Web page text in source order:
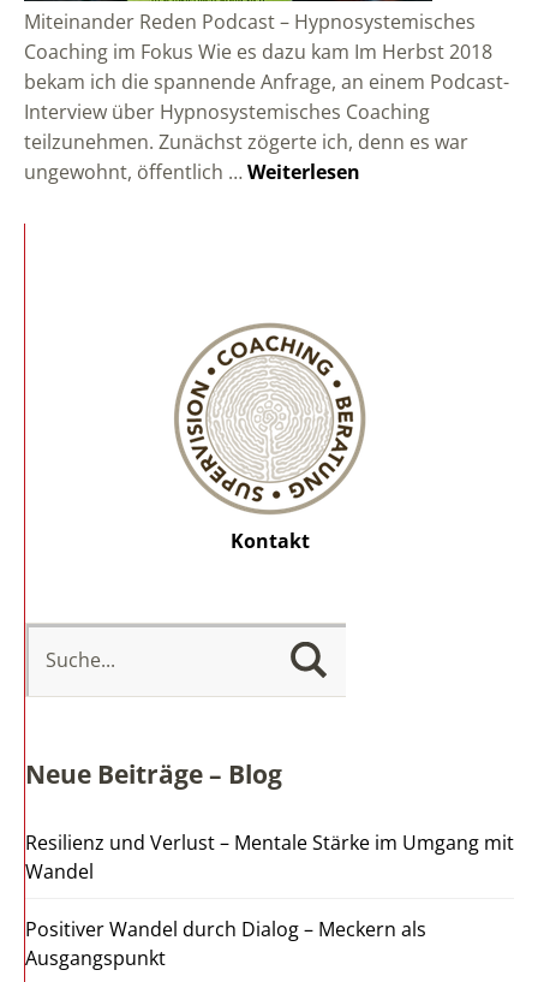
Miteinander Reden Podcast – Hypnosystemisches
Coaching im Fokus Wie es dazu kam Im Herbst 2018
bekam ich die spannende Anfrage, an einem Podcast-
Interview über Hypnosystemisches Coaching
teilzunehmen. Zunächst zögerte ich, denn es war
ungewohnt, öffentlich …Weiterlesen
Kontakt
Neue Beiträge – Blog
Resilienz und Verlust – Mentale Stärke im Umgang mit
Wandel
Positiver Wandel durch Dialog – Meckern als
Ausgangspunkt